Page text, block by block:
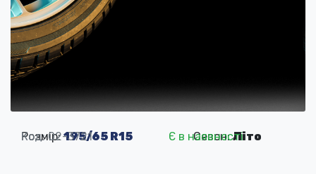
Розмір:195/65 R15 Сезон:Літо
Код: 02-3721 Є в наявності